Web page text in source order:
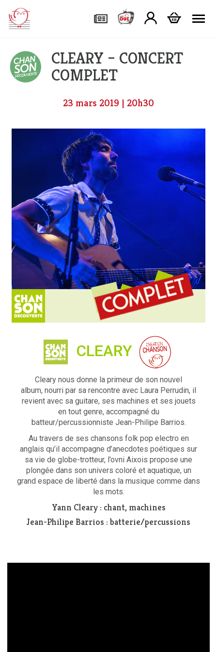
CLEARY – CONCERT
COMPLET
23 mars 2019 | 20h30
CLEARY
Cleary nous donne la primeur de son nouvel
album, nourri par sa rencontre avec Laura Perrudin, il
revient avec sa guitare, ses machines et ses jouets
en tout genre, accompagné du
batteur/percussionniste Jean-Philipe Barrios.
Au travers de ses chansons folk pop electro en
anglais qu’il accompagne d’anecdotes poétiques sur
sa vie de globe-trotteur, l’ovni Aixois propose une
plongée dans son univers coloré et aquatique, un
grand espace de liberté dans la musique comme dans
les mots.
Yann Cleary : chant, machines
Jean-Philipe Barrios : batterie/percussions